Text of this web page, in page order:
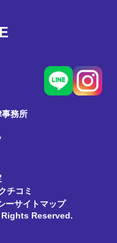
務所
チコミ
ーサイトマップ
Rights Reserved.